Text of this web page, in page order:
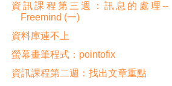
資訊課程第三週：訊息的處理--
Freemind (一)
資料庫連不上
螢幕畫筆程式：pointofix
資訊課程第二週：找出文章重點